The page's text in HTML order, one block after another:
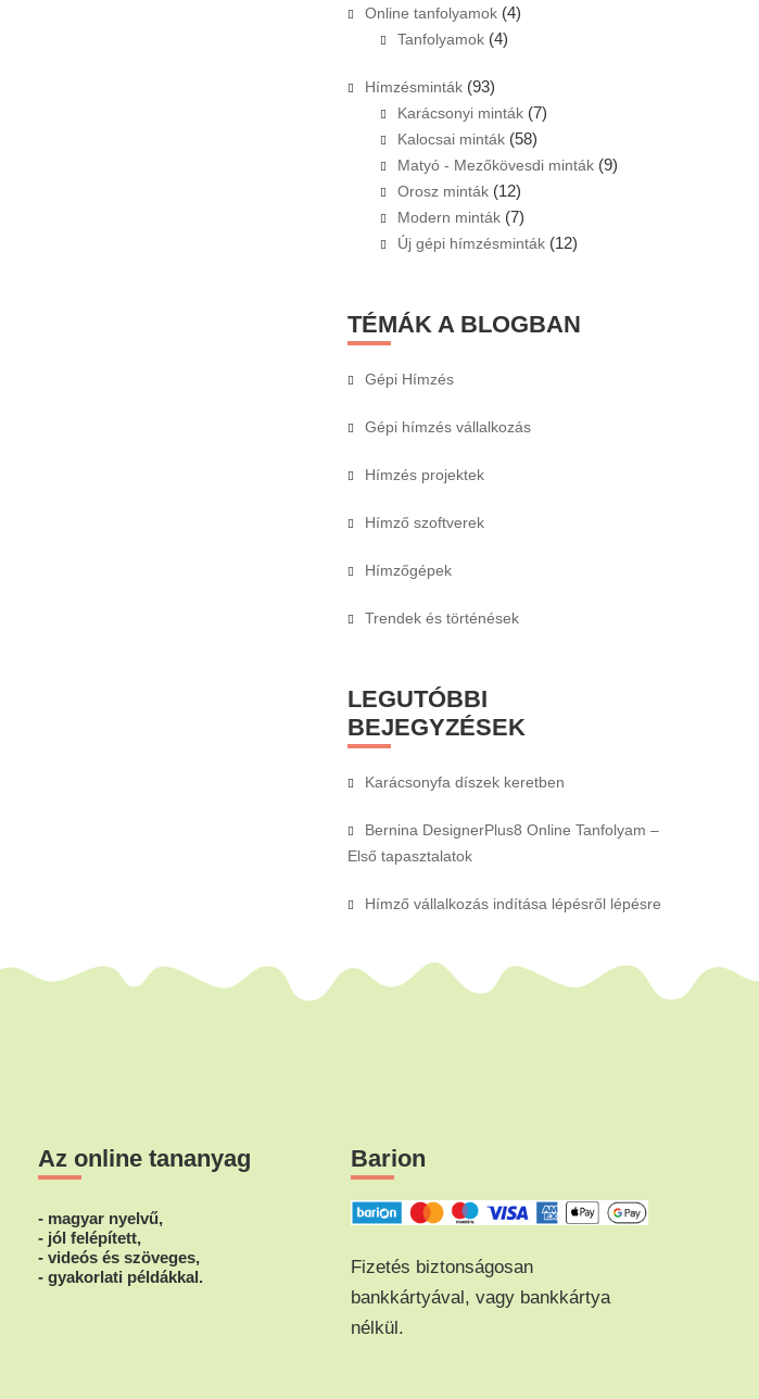
Online tanfolyamok (4)
Tanfolyamok (4)
Hímzésminták (93)
Karácsonyi minták (7)
Kalocsai minták (58)
Matyó - Mezőkövesdi minták (9)
Orosz minták (12)
Modern minták (7)
Új gépi hímzésminták (12)
TÉMÁK A BLOGBAN
Gépi Hímzés
Gépi hímzés vállalkozás
Hímzés projektek
Hímző szoftverek
Hímzőgépek
Trendek és történések
LEGUTÓBBI
BEJEGYZÉSEK
Karácsonyfa díszek keretben
Bernina DesignerPlus8 Online Tanfolyam –
Első tapasztalatok
Hímző vállalkozás indítása lépésről lépésre
Az online tananyag
- magyar nyelvű,
- jól felépített,
- videós és szöveges,
- gyakorlati példákkal.
Barion
Fizetés biztonságosan
bankkártyával, vagy bankkártya
nélkül.